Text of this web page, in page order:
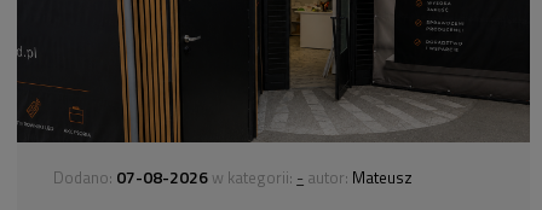
Dodano: 07-08-2026 w kategorii: - autor: Mateusz